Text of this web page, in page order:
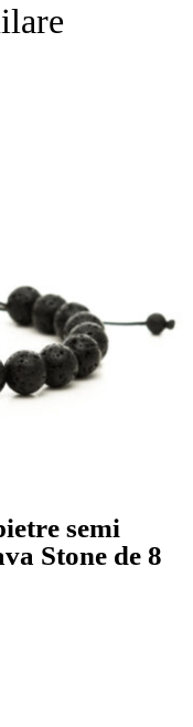
semi
Stone de 8